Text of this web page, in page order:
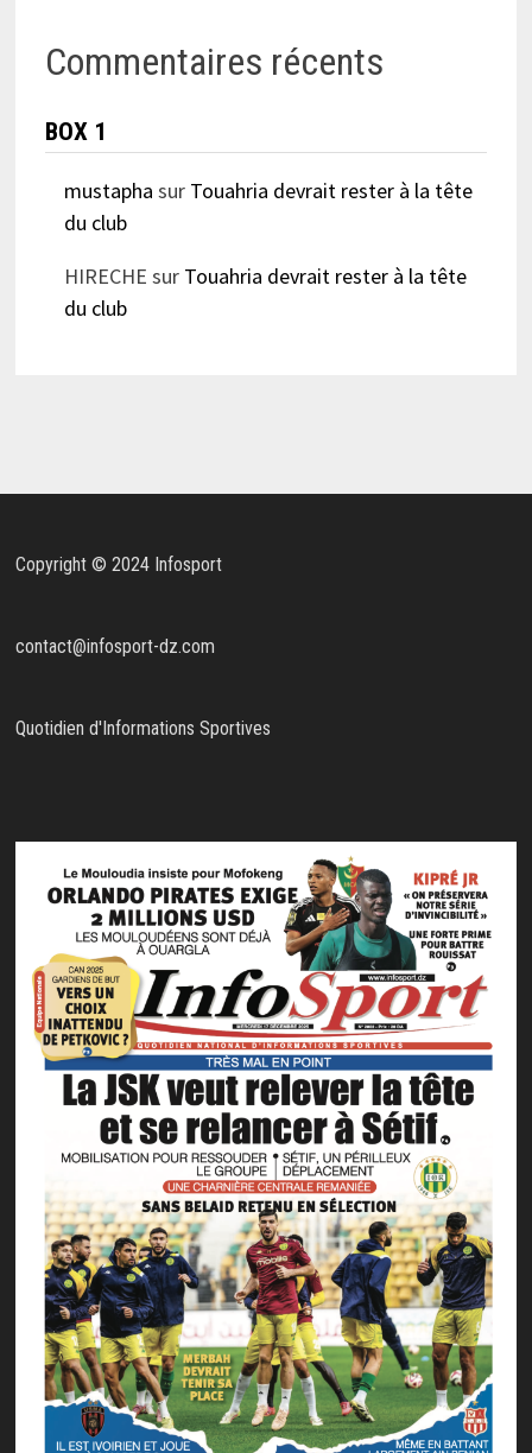
Commentaires récents
BOX 1
mustapha sur Touahria devrait rester à la tête
du club
HIRECHE sur Touahria devrait rester à la tête
du club
Copyright © 2024 Infosport
contact@infosport-dz.com
Quotidien d'Informations Sportives